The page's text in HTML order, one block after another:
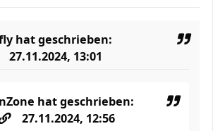
hat geschrieben:
27.11.2024, 13:01
hat geschrieben:
27.11.2024, 12:56